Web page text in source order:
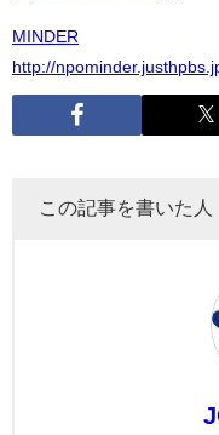
MINDER
http://
この記事を書いた人